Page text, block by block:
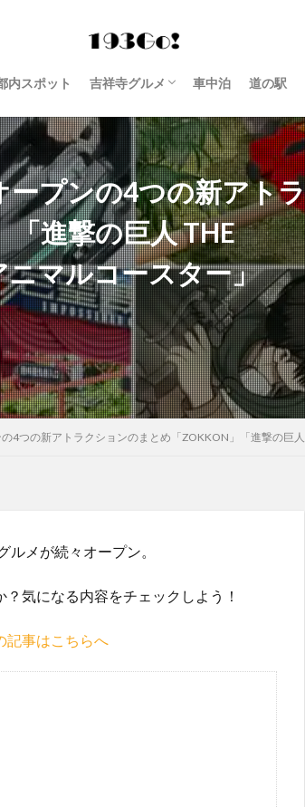
内スポット 吉祥寺グルメ
西荻窪 グルメ
車中泊 道の駅
プンの4つの新アトラ
進撃の巨人 THE
ニマルコースター」
4つの新アトラクションのまとめ「ZOKKON」「進撃の巨人
メが続々オープン。
気になる内容をチェックしよう！
記事はこちらへ